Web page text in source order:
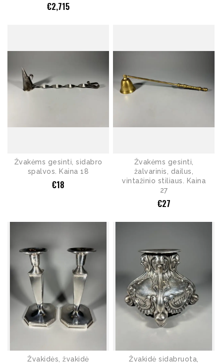
€2,715
Žvakėms gesinti, sidabro
spalvos. Kaina 18
€18
Žvakėms gesinti,
žalvarinis, dailus,
vintažinio stiliaus. Kaina
27
€27
Žvakidės, žvakidė
Žvakidė sidabruota,